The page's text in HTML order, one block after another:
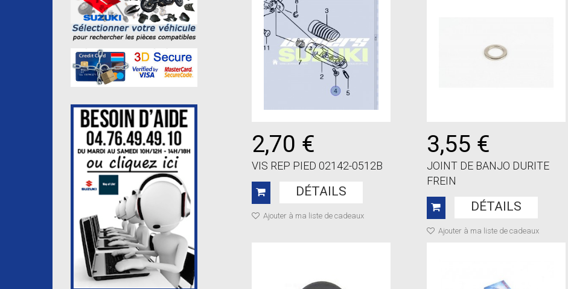
2,70 €
VIS REP PIED 02142-0512B
DÉTAILS
Ajouter à ma liste de cadeaux
3,55 €
JOINT DE BANJO DURITE
FREIN
DÉTAILS
Ajouter à ma liste de cadeaux